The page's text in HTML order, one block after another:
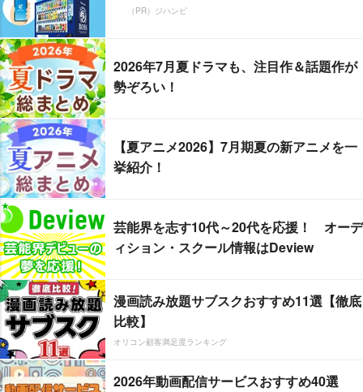
（PR）ジハンピ
2026年7月夏ドラマも、注目作＆話題作が
勢ぞろい！
【夏アニメ2026】7月期夏の新アニメを一
挙紹介！
芸能界を志す10代～20代を応援！ オーデ
ィション・スクール情報はDeview
漫画読み放題サブスクおすすめ11選【徹底
比較】
オリコン顧客満足度ランキング
2026年動画配信サービスおすすめ40選